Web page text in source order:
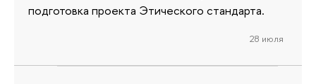
подготовка проекта Этического стандарта.
28 июля